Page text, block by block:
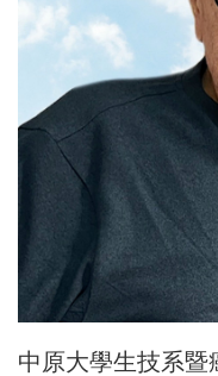
中原大學生技系暨